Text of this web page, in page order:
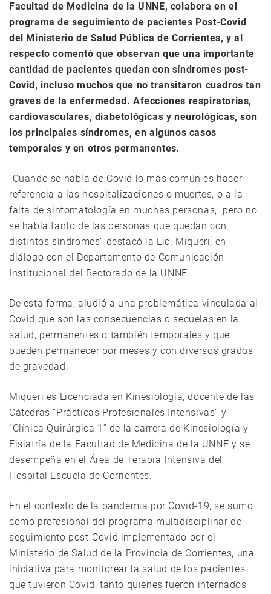
Facultad de Medicina de la UNNE, colabora en el
programa de seguimiento de pacientes Post-Covid
del Ministerio de Salud Pública de Corrientes, y al
respecto comentó que observan que una importante
cantidad de pacientes quedan con síndromes post-
Covid, incluso muchos que no transitaron cuadros tan
graves de la enfermedad. Afecciones respiratorias,
cardiovasculares, diabetológicas y neurológicas, son
los principales síndromes, en algunos casos
temporales y en otros permanentes.
“Cuando se habla de Covid lo más común es hacer
referencia a las hospitalizaciones o muertes, o a la
falta de sintomatología en muchas personas, pero no
se habla tanto de las personas que quedan con
distintos síndromes” destacó la Lic. Miqueri, en
diálogo con el Departamento de Comunicación
Institucional del Rectorado de la UNNE.
De esta forma, aludió a una problemática vinculada al
Covid que son las consecuencias o secuelas en la
salud, permanentes o también temporales y que
pueden permanecer por meses y con diversos grados
de gravedad.
Miqueri es Licenciada en Kinesiología, docente de las
Cátedras “Prácticas Profesionales Intensivas” y
“Clínica Quirúrgica 1” de la carrera de Kinesiología y
Fisiatría de la Facultad de Medicina de la UNNE y se
desempeña en el Área de Terapia Intensiva del
Hospital Escuela de Corrientes.
En el contexto de la pandemia por Covid-19, se sumó
como profesional del programa multidisciplinar de
seguimiento post-Covid implementado por el
Ministerio de Salud de la Provincia de Corrientes, una
iniciativa para monitorear la salud de los pacientes
que tuvieron Covid, tanto quienes fueron internados